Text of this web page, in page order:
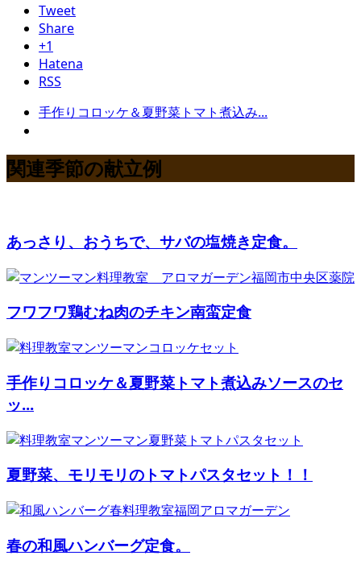
Tweet
Share
+1
Hatena
RSS
手作りコロッケ＆夏野菜トマト煮込み...
関連季節の献立例
あっさり、おうちで、サバの塩焼き定食。
フワフワ鶏むね肉のチキン南蛮定食
手作りコロッケ＆夏野菜トマト煮込みソースのセ
ッ...
夏野菜、モリモリのトマトパスタセット！！
春の和風ハンバーグ定食。